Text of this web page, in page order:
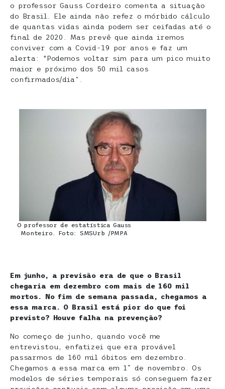
o professor Gauss Cordeiro comenta a situação
do Brasil. Ele ainda não refez o mórbido cálculo
de quantas vidas ainda podem ser ceifadas até o
final de 2020. Mas prevê que ainda iremos
conviver com a Covid-19 por anos e faz um
alerta: “Podemos voltar sim para um pico muito
maior e próximo dos 50 mil casos
confirmados/dia”.
O professor de estatística Gauss
Monteiro. Foto: SMSUrb /PMPA
Em junho, a previsão era de que o Brasil
chegaria em dezembro com mais de 160 mil
mortos. No fim de semana passada, chegamos a
essa marca. O Brasil está pior do que foi
previsto? Houve falha na prevenção?
No começo de junho, quando você me
entrevistou, enfatizei que era provável
passarmos de 160 mil óbitos em dezembro.
Chegamos a essa marca em 1ª de novembro. Os
modelos de séries temporais só conseguem fazer